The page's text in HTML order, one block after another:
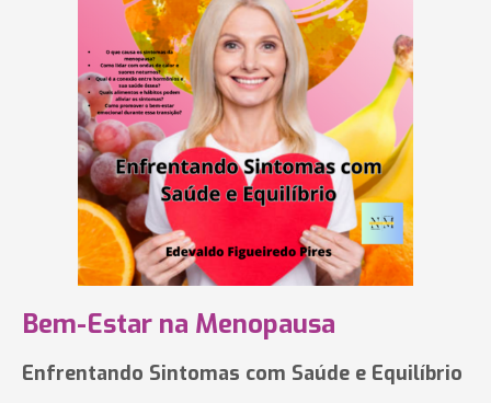
Bem-Estar na Menopausa
Enfrentando Sintomas com Saúde e Equilíbrio